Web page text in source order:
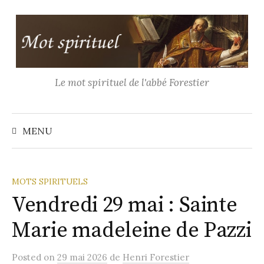
contenu
Le mot spirituel de l'abbé Forestier
MENU
MOTS SPIRITUELS
Vendredi 29 mai : Sainte
Marie madeleine de Pazzi
Posted on 29 mai 2026 de Henri Forestier